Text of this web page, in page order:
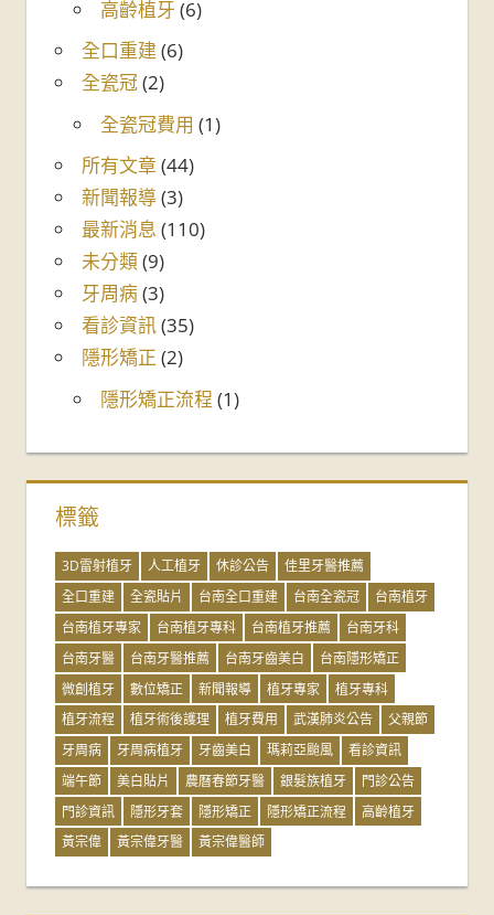
高齡植牙 (6)
全口重建 (6)
全瓷冠(2)
全瓷冠費用 (1)
所有文章(44)
新聞報導(3)
最新消息 (110)
未分類(9)
牙周病(3)
看診資訊(35)
隱形矯正 (2)
隱形矯正流程 (1)
標籤
3D雷射植牙 人工植牙 休診公告
佳里牙醫推薦
全口重建
全瓷貼片 台南全口重建 台南全瓷冠
台南植牙
台南植牙專家
台南植牙專科 台南植牙推薦
台南牙科
台南牙醫
台南牙醫推薦 台南牙齒美白
台南隱形矯正
微創植牙
數位矯正 新聞報導 植牙專家
植牙專科
植牙流程
植牙術後護理 植牙費用 武漢肺炎公告
父親節
牙周病
牙周病植牙 牙齒美白 瑪莉亞颱風
看診資訊
端午節
美白貼片 農曆春節牙醫 銀髮族植牙
門診公告
門診資訊
隱形牙套 隱形矯正 隱形矯正流程
高齡植牙
黃宗偉
黃宗偉牙醫 黃宗偉醫師